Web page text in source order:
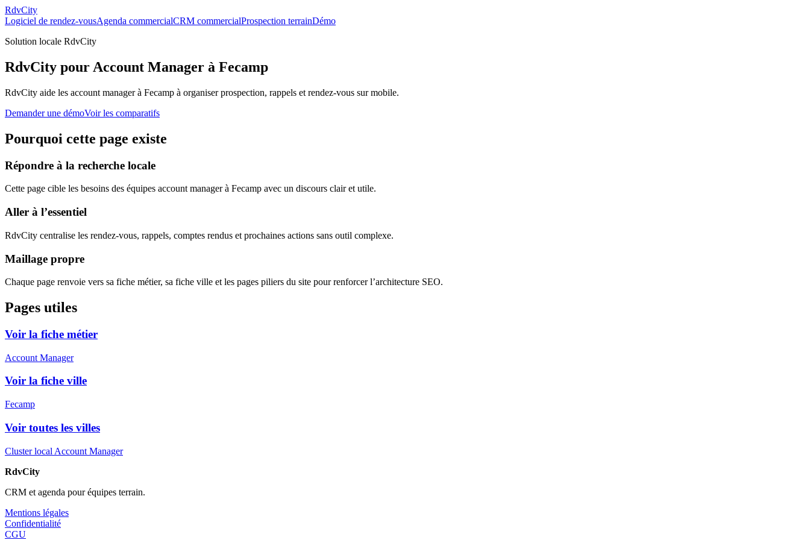
RdvCity
Logiciel de rendez-vousAgenda commercialCRM commercialProspection terrainDémo
Solution locale RdvCity
RdvCity pour Account Manager à Fecamp
RdvCity aide les account manager à Fecamp à organiser prospection, rappels et rendez-vous sur mobile.
Demander une démoVoir les comparatifs
Pourquoi cette page existe
Répondre à la recherche locale
Cette page cible les besoins des équipes account manager à Fecamp avec un discours clair et utile.
Aller à l’essentiel
RdvCity centralise les rendez-vous, rappels, comptes rendus et prochaines actions sans outil complexe.
Maillage propre
Chaque page renvoie vers sa fiche métier, sa fiche ville et les pages piliers du site pour renforcer l’architecture SEO.
Pages utiles
Voir la fiche métier
Account Manager
Voir la fiche ville
Fecamp
Voir toutes les villes
Cluster local Account Manager
RdvCity
CRM et agenda pour équipes terrain.
Mentions légales
Confidentialité
CGU